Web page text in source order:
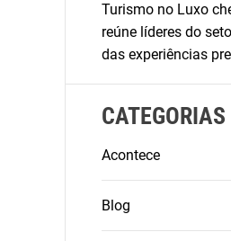
Turismo no Luxo
reúne líderes do
das experiências
CATEGORIAS
Acontece
Blog